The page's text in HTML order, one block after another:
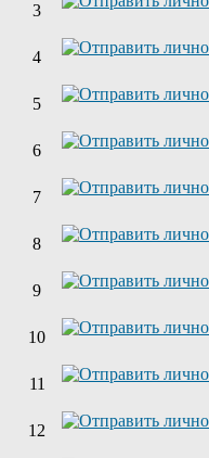
3
4
5
6
7
8
9
10
11
12